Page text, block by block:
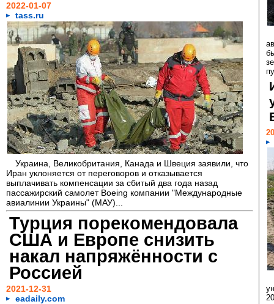
2022-01-07
tass.ru
Украина, Великобритания, Канада и Швеция заявили, что
Иран уклоняется от переговоров и отказывается
выплачивать компенсации за сбитый два года назад
пассажирский самолет Boeing компании "Международные
авиалинии Украины" (МАУ)...
Турция порекомендовала
США и Европе снизить
накал напряжённости с
Россией
2021-12-31
eadaily.com